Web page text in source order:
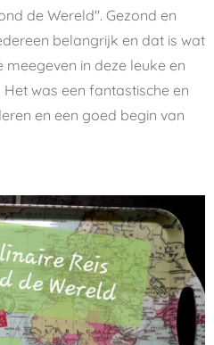
de Wereld''. Gezond en
belangrijk en dat is wat
in deze leuke en
Het was een fantastische en
en een goed begin van